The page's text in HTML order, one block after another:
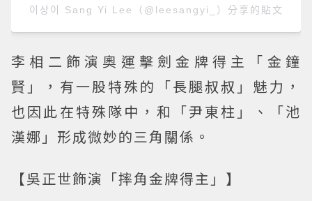
이상이 Sang Yi Lee（@leesangyi_）分享的貼文
李相二飾演奧運擊劍金牌得主「金鐘
賢」，有一股特殊的「長腿叔叔」魅力，
也因此在特殊隊中，和「尹東柱」、「池
漢娜」形成微妙的三角關係。
【吳正世飾演「摔角金牌得主」】